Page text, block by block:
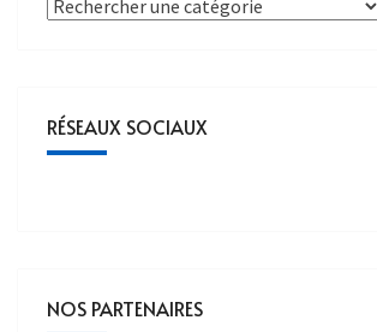
RÉSEAUX SOCIAUX
NOS PARTENAIRES